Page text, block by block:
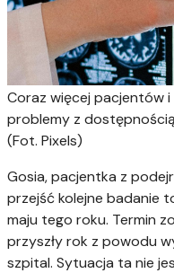
Coraz więcej pacjentów
problemy z
(Fot. Pixels)
Gosia, pacjentka z
przejść kolejne badanie
maju tego roku. Termin
przyszły rok z powodu
szpital. Sytuacja ta nie